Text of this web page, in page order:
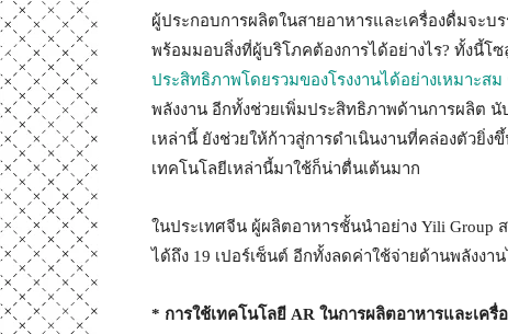
ผู้ประกอบการผลิตในสายอาหารและเครื่องดื่มจะ
พร้อมมอบสิ่งที่ผู้บริโภคต้องการได้อย่างไร? ทั้งนี้โ
ประสิทธิภาพโดยรวมของโรงงานได้อย่างเหมาะสม
พลังงาน อีกทั้งช่วยเพิ่มประสิทธิภาพด้านการผลิต
เหล่านี้ ยังช่วยให้ก้าวสู่การดำเนินงานที่คล่องตัวยิ่
เทคโนโลยีเหล่านี้มาใช้ก็น่าตื่นเต้นมาก
ในประเทศจีน ผู้ผลิตอาหารชั้นนำอย่าง Yili Group
ได้ถึง 19 เปอร์เซ็นต์ อีกทั้งลดค่าใช้จ่ายด้านพลังงา
* การใช้เทคโนโลยี AR ในการผลิตอาหารและเครื่